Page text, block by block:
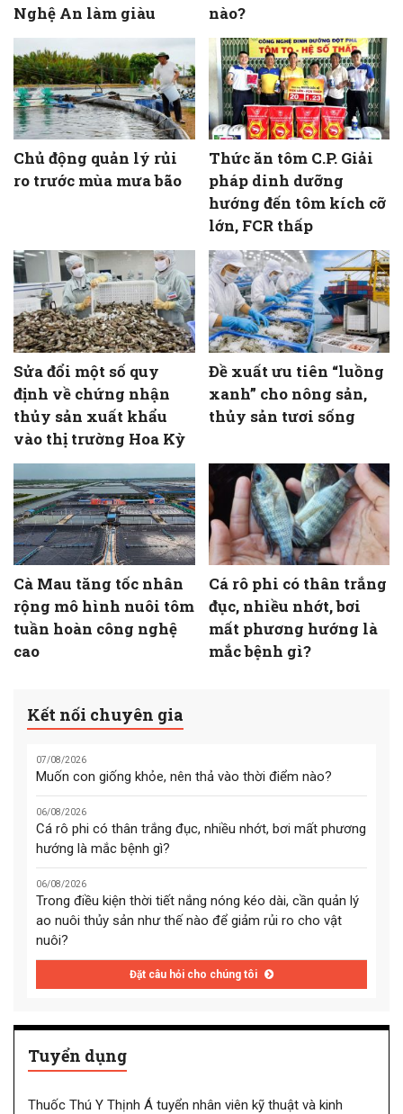
Nghệ An làm giàu
nào?
Chủ động quản lý rủi
ro trước mùa mưa bão
Thức ăn tôm C.P. Giải
pháp dinh dưỡng
hướng đến tôm kích cỡ
lớn, FCR thấp
Sửa đổi một số quy
định về chứng nhận
thủy sản xuất khẩu
vào thị trường Hoa Kỳ
Đề xuất ưu tiên “luồng
xanh” cho nông sản,
thủy sản tươi sống
Cà Mau tăng tốc nhân
rộng mô hình nuôi tôm
tuần hoàn công nghệ
cao
Cá rô phi có thân trắng
đục, nhiều nhớt, bơi
mất phương hướng là
mắc bệnh gì?
Kết nối chuyên gia
07/08/2026
Muốn con giống khỏe, nên thả vào thời điểm nào?
06/08/2026
Cá rô phi có thân trắng đục, nhiều nhớt, bơi mất phương
hướng là mắc bệnh gì?
06/08/2026
Trong điều kiện thời tiết nắng nóng kéo dài, cần quản lý
ao nuôi thủy sản như thế nào để giảm rủi ro cho vật
nuôi?
Đặt câu hỏi cho chúng tôi
Tuyển dụng
Thuốc Thú Y Thịnh Á tuyển nhân viên kỹ thuật và kinh